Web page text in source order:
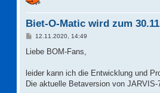
Biet-O-Matic wird zum
B
i
a
12.11.2020, 14:49
Liebe BOM-Fans,
leider kann ich die Entwicklung und
Die aktuelle Betaversion von